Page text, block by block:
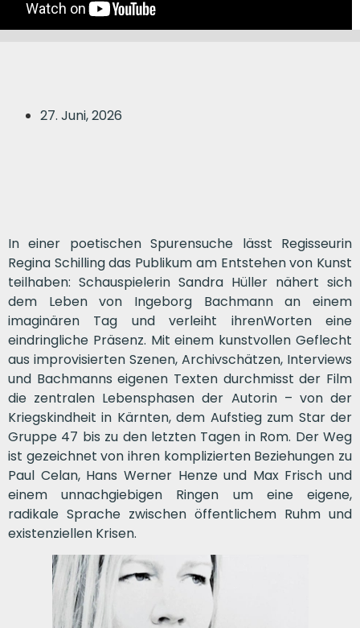
27. Juni, 2026
In einer poetischen Spurensuche lässt Regisseurin
Regina Schilling das Publikum am Entstehen von Kunst
teilhaben: Schauspielerin Sandra Hüller nähert sich
dem Leben von Ingeborg Bachmann an einem
imaginären Tag und verleiht ihrenWorten eine
eindringliche Präsenz. Mit einem kunstvollen Geflecht
aus improvisierten Szenen, Archivschätzen, Interviews
und Bachmanns eigenen Texten durchmisst der Film
die zentralen Lebensphasen der Autorin – von der
Kriegskindheit in Kärnten, dem Aufstieg zum Star der
Gruppe 47 bis zu den letzten Tagen in Rom. Der Weg
ist gezeichnet von ihren komplizierten Beziehungen zu
Paul Celan, Hans Werner Henze und Max Frisch und
einem unnachgiebigen Ringen um eine eigene,
radikale Sprache zwischen öffentlichem Ruhm und
existenziellen Krisen.